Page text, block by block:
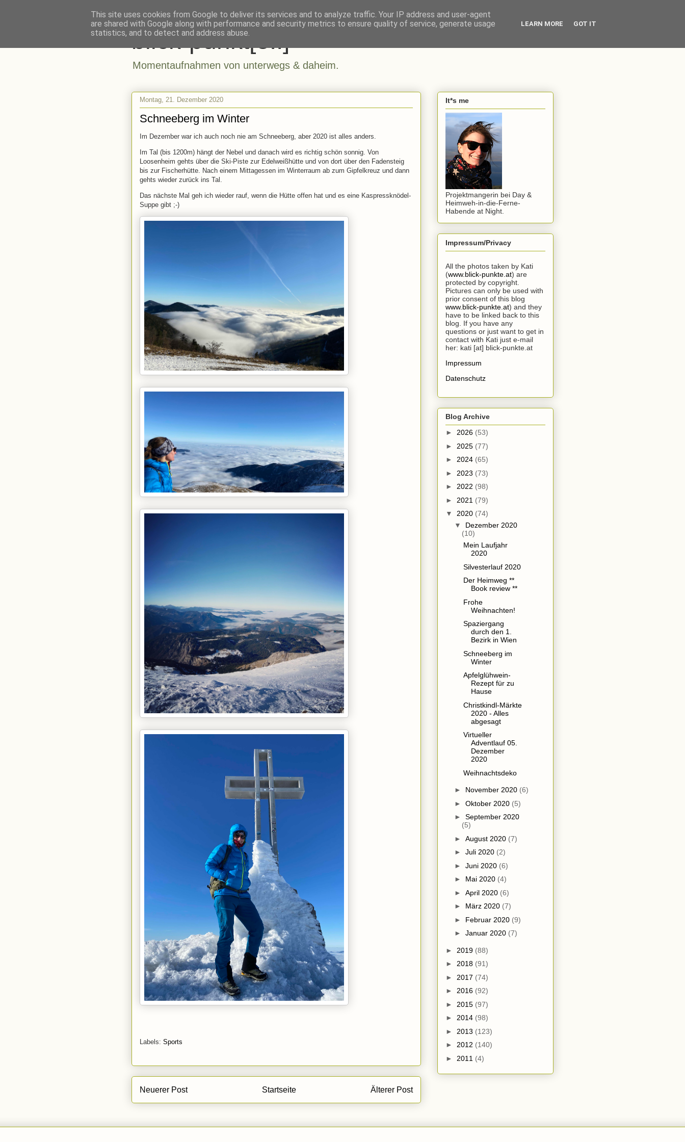
blick-punkt[e..]
Momentaufnahmen von unterwegs & daheim.
Montag, 21. Dezember 2020
Schneeberg im Winter
Im Dezember war ich auch noch nie am Schneeberg, aber 2020 ist alles anders.
Im Tal (bis 1200m) hängt der Nebel und danach wird es richtig schön sonnig. Von
Loosenheim gehts über die Ski-Piste zur Edelweißhütte und von dort über den Fadensteig
bis zur Fischerhütte. Nach einem Mittagessen im Winterraum ab zum Gipfelkreuz und dann
gehts wieder zurück ins Tal.
Das nächste Mal geh ich wieder rauf, wenn die Hütte offen hat und es eine Kaspressknödel-
Suppe gibt ;-)
Labels: Sports
Neuerer Post Älterer Post
Startseite
It*s me
Projektmangerin bei Day &
Heimweh-in-die-Ferne-
Habende at Night.
Impressum/Privacy
All the photos taken by Kati
(www.blick-punkte.at) are
protected by copyright.
Pictures can only be used with
prior consent of this blog
www.blick-punkte.at) and they
have to be linked back to this
blog. If you have any
questions or just want to get in
contact with Kati just e-mail
her: kati [at] blick-punkte.at
Impressum
Datenschutz
Blog Archive
► 2026 (53)
► 2025 (77)
► 2024 (65)
► 2023 (73)
► 2022 (98)
► 2021 (79)
▼ 2020 (74)
▼ Dezember 2020
(10)
Mein Laufjahr
2020
Silvesterlauf 2020
Der Heimweg **
Book review **
Frohe
Weihnachten!
Spaziergang
durch den 1.
Bezirk in Wien
Schneeberg im
Winter
Apfelglühwein-
Rezept für zu
Hause
Christkindl-Märkte
2020 - Alles
abgesagt
Virtueller
Adventlauf 05.
Dezember
2020
Weihnachtsdeko
► November 2020 (6)
► Oktober 2020 (5)
► September 2020
(5)
► August 2020 (7)
► Juli 2020 (2)
► Juni 2020 (6)
► Mai 2020 (4)
► April 2020 (6)
► März 2020 (7)
► Februar 2020 (9)
► Januar 2020 (7)
► 2019 (88)
► 2018 (91)
► 2017 (74)
► 2016 (92)
► 2015 (97)
► 2014 (98)
► 2013 (123)
► 2012 (140)
► 2011 (4)
This site uses cookies from Google to deliver its services and to analyze traffic. Your IP address and user-agent
are shared with Google along with performance and security metrics to ensure quality of service, generate usage
statistics, and to detect and address abuse.
LEARN MORE GOT IT